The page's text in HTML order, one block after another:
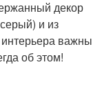
декор
и из
интерьера важны
об этом!